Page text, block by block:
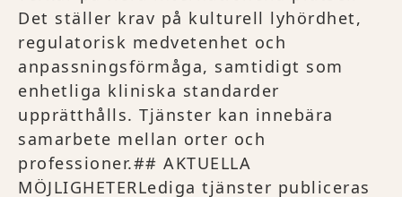
Det ställer krav på kulturell lyhördhet,
regulatorisk medvetenhet och
anpassningsförmåga, samtidigt som
enhetliga kliniska standarder
upprätthålls. Tjänster kan innebära
samarbete mellan orter och
professioner.## AKTUELLA
MÖJLIGHETERLediga tjänster publiceras